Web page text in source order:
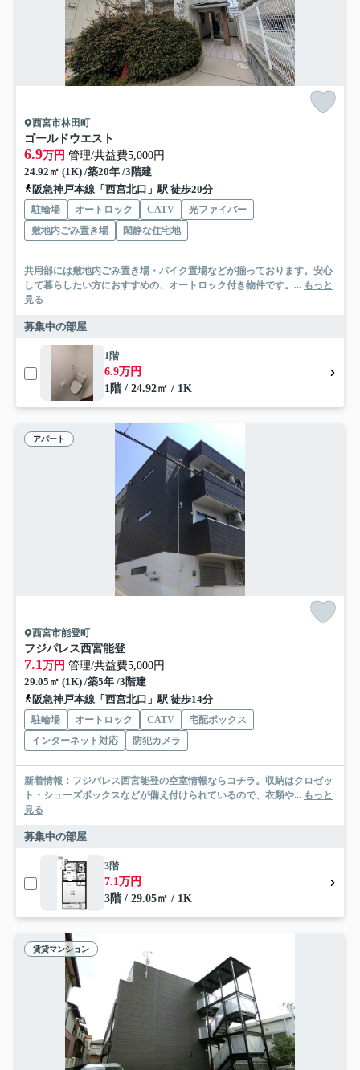
西宮市林田町
ゴールドウエスト
6.9万円 管理/共益費5,000円
24.92㎡ (1K) /築20年 /3階建
阪急神戸本線「西宮北口」駅 徒歩20分
駐輪場 オートロック CATV
光ファイバー
敷地内ごみ置き場
閑静な住宅地
共用部には敷地内ごみ置き場・バイク置場などが揃っております。安心
して暮らしたい方におすすめの、オートロック付き物件です。... もっと
見る
募集中の部屋
1階
6.9万円
1階 / 24.92㎡ / 1K
アパート
西宮市能登町
フジパレス西宮能登
7.1万円 管理/共益費5,000円
29.05㎡ (1K) /築5年 /3階建
阪急神戸本線「西宮北口」駅 徒歩14分
駐輪場 オートロック CATV
宅配ボックス
インターネット対応
防犯カメラ
新着情報：フジパレス西宮能登の空室情報ならコチラ。収納はクロゼッ
ト・シューズボックスなどが備え付けられているので、衣類や... もっと
見る
募集中の部屋
3階
7.1万円
3階 / 29.05㎡ / 1K
賃貸マンション